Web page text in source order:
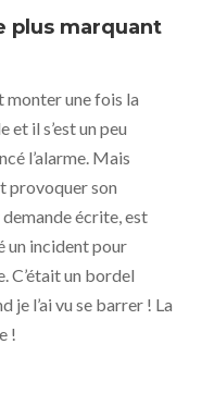
plus marquant
monter une fois la
et il s’est un peu
l’alarme. Mais
provoquer son
écrite, est
un incident pour
C’était un bordel
je l’ai vu se barrer ! La
!